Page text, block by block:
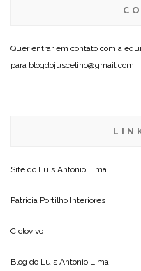
Quer entrar em contato com a
para blogdojuscelino@gmail.com
Site do Luis Antonio Lima
Patricia Portilho Interiores
Ciclovivo
Blog do Luis Antonio Lima